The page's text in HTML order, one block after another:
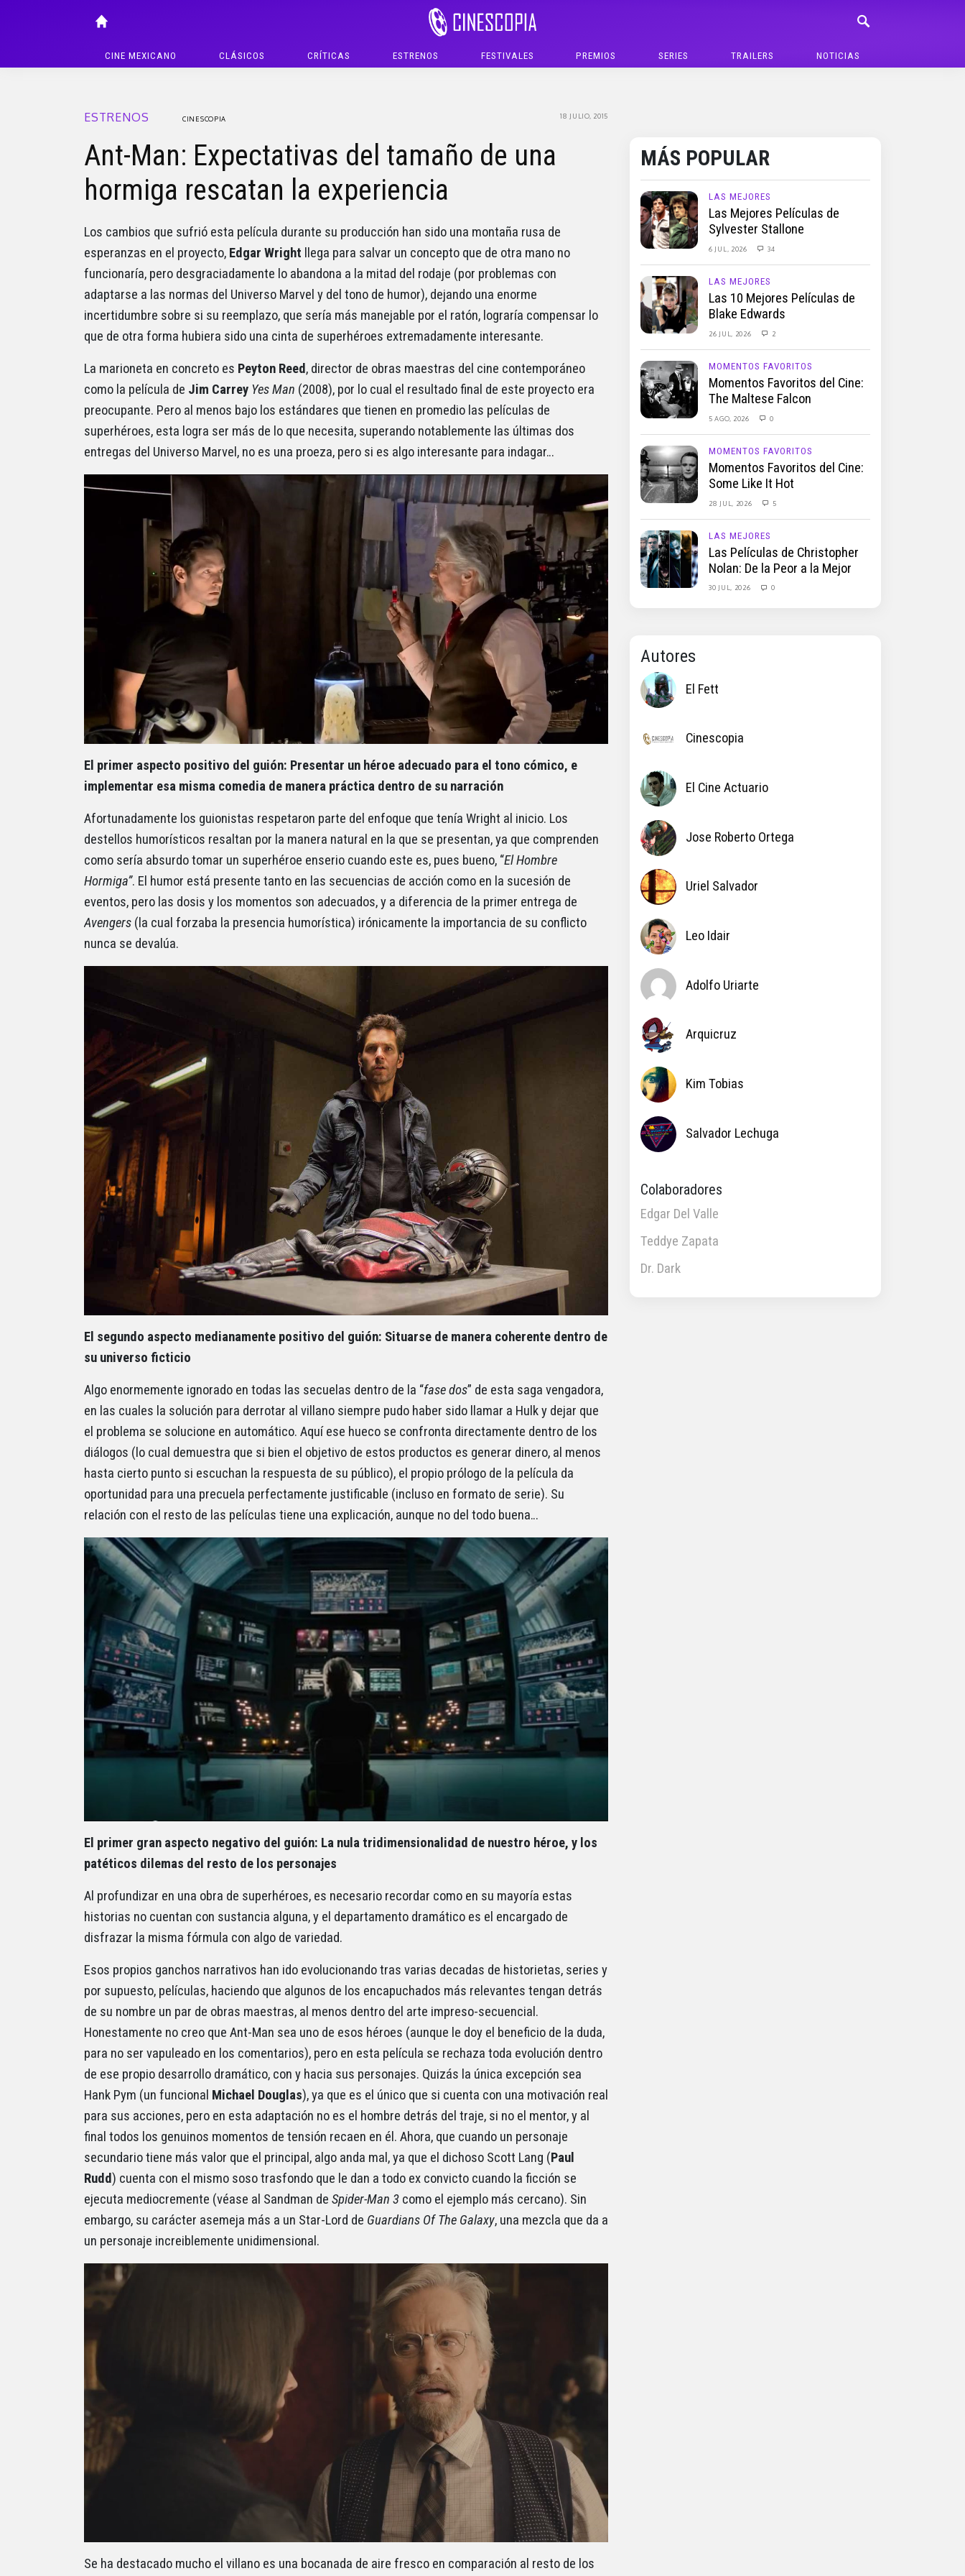
CINE MEXICANO CLÁSICOS CRÍTICAS ESTRENOS FESTIVALES PREMIOS SERIES TRAILERS NOTICIAS
ESTRENOS 18 JULIO, 2015
CINESCOPIA
Ant-Man: Expectativas del tamaño de una
hormiga rescatan la experiencia
Los cambios que sufrió esta película durante su producción han sido una montaña rusa de
esperanzas en el proyecto, Edgar Wright llega para salvar un concepto que de otra mano no
funcionaría, pero desgraciadamente lo abandona a la mitad del rodaje (por problemas con
adaptarse a las normas del Universo Marvel y del tono de humor), dejando una enorme
incertidumbre sobre si su reemplazo, que sería más manejable por el ratón, lograría compensar lo
que de otra forma hubiera sido una cinta de superhéroes extremadamente interesante.
La marioneta en concreto es Peyton Reed, director de obras maestras del cine contemporáneo
como la película de Jim Carrey Yes Man (2008), por lo cual el resultado final de este proyecto era
preocupante. Pero al menos bajo los estándares que tienen en promedio las películas de
superhéroes, esta logra ser más de lo que necesita, superando notablemente las últimas dos
entregas del Universo Marvel, no es una proeza, pero si es algo interesante para indagar…
El primer aspecto positivo del guión: Presentar un héroe adecuado para el tono cómico, e
implementar esa misma comedia de manera práctica dentro de su narración
Afortunadamente los guionistas respetaron parte del enfoque que tenía Wright al inicio. Los
destellos humorísticos resaltan por la manera natural en la que se presentan, ya que comprenden
como sería absurdo tomar un superhéroe enserio cuando este es, pues bueno, “El Hombre
Hormiga”. El humor está presente tanto en las secuencias de acción como en la sucesión de
eventos, pero las dosis y los momentos son adecuados, y a diferencia de la primer entrega de
Avengers (la cual forzaba la presencia humorística) irónicamente la importancia de su conflicto
nunca se devalúa.
El segundo aspecto medianamente positivo del guión: Situarse de manera coherente dentro de
su universo ficticio
Algo enormemente ignorado en todas las secuelas dentro de la “fase dos” de esta saga vengadora,
en las cuales la solución para derrotar al villano siempre pudo haber sido llamar a Hulk y dejar que
el problema se solucione en automático. Aquí ese hueco se confronta directamente dentro de los
diálogos (lo cual demuestra que si bien el objetivo de estos productos es generar dinero, al menos
hasta cierto punto si escuchan la respuesta de su público), el propio prólogo de la película da
oportunidad para una precuela perfectamente justificable (incluso en formato de serie). Su
relación con el resto de las películas tiene una explicación, aunque no del todo buena…
El primer gran aspecto negativo del guión: La nula tridimensionalidad de nuestro héroe, y los
patéticos dilemas del resto de los personajes
Al profundizar en una obra de superhéroes, es necesario recordar como en su mayoría estas
historias no cuentan con sustancia alguna, y el departamento dramático es el encargado de
disfrazar la misma fórmula con algo de variedad.
Esos propios ganchos narrativos han ido evolucionando tras varias decadas de historietas, series y
por supuesto, películas, haciendo que algunos de los encapuchados más relevantes tengan detrás
de su nombre un par de obras maestras, al menos dentro del arte impreso-secuencial.
Honestamente no creo que Ant-Man sea uno de esos héroes (aunque le doy el beneficio de la duda,
para no ser vapuleado en los comentarios), pero en esta película se rechaza toda evolución dentro
de ese propio desarrollo dramático, con y hacia sus personajes. Quizás la única excepción sea
Hank Pym (un funcional Michael Douglas), ya que es el único que si cuenta con una motivación real
para sus acciones, pero en esta adaptación no es el hombre detrás del traje, si no el mentor, y al
final todos los genuinos momentos de tensión recaen en él. Ahora, que cuando un personaje
secundario tiene más valor que el principal, algo anda mal, ya que el dichoso Scott Lang (Paul
Rudd) cuenta con el mismo soso trasfondo que le dan a todo ex convicto cuando la ficción se
ejecuta mediocremente (véase al Sandman de Spider-Man 3 como el ejemplo más cercano). Sin
embargo, su carácter asemeja más a un Star-Lord de Guardians Of The Galaxy, una mezcla que da a
un personaje increiblemente unidimensional.
Se ha destacado mucho el villano es una bocanada de aire fresco en comparación al resto de los
MÁS POPULAR
LAS MEJORES
Las Mejores Películas de
Sylvester Stallone
6 JUL, 2026 34
LAS MEJORES
Las 10 Mejores Películas de
Blake Edwards
26 JUL, 2026 2
MOMENTOS FAVORITOS
Momentos Favoritos del Cine:
The Maltese Falcon
5 AGO, 2026 0
MOMENTOS FAVORITOS
Momentos Favoritos del Cine:
Some Like It Hot
28 JUL, 2026 5
LAS MEJORES
Las Películas de Christopher
Nolan: De la Peor a la Mejor
30 JUL, 2026 0
Autores
El Fett
Cinescopia
El Cine Actuario
Jose Roberto Ortega
Uriel Salvador
Leo Idair
Adolfo Uriarte
Arquicruz
Kim Tobias
Salvador Lechuga
Colaboradores
Edgar Del Valle
Teddye Zapata
Dr. Dark